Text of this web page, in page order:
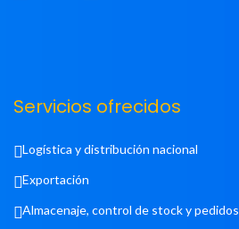
Servicios ofrecidos
Logística y distribución nacional
Exportación
Almacenaje, control de stock y pedidos